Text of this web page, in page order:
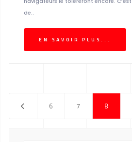
de..
EN SAVOIR PLUS...
6 7 8